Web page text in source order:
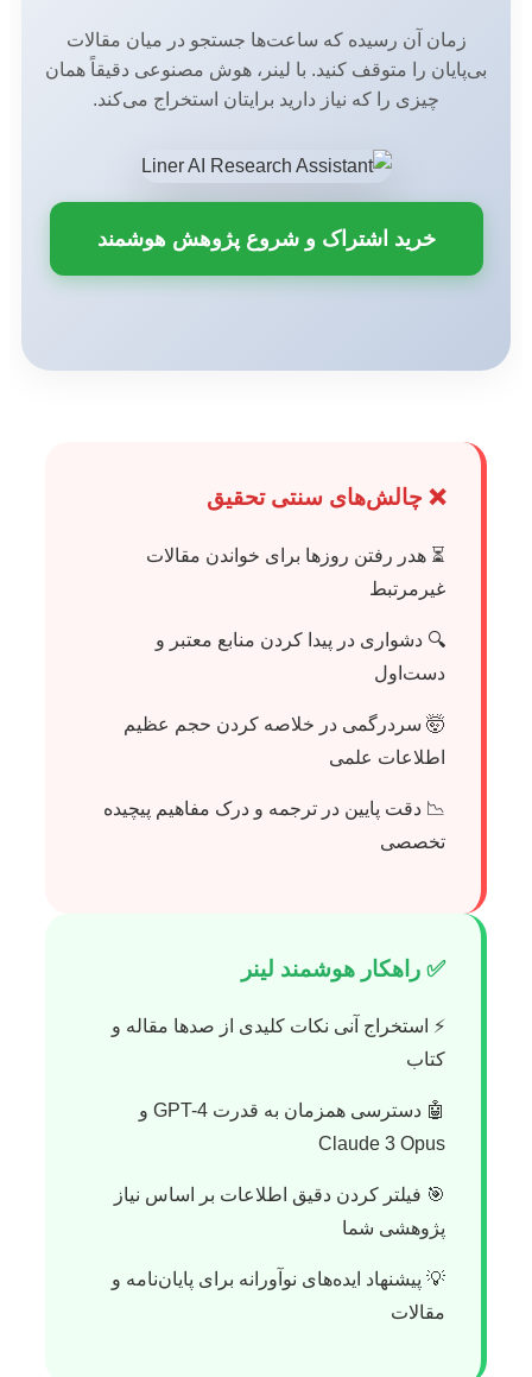
زمان آن رسیده که ساعت‌ها جستجو در میان مقالات
بی‌پایان را متوقف کنید. با لینر، هوش مصنوعی دقیقاً همان
چیزی را که نیاز دارید برایتان استخراج می‌کند.
خرید اشتراک و شروع پژوهش هوشمند
❌ چالش‌های سنتی تحقیق
⏳ هدر رفتن روزها برای خواندن مقالات
غیرمرتبط
🔍 دشواری در پیدا کردن منابع معتبر و
دست‌اول
🤯 سردرگمی در خلاصه کردن حجم عظیم
اطلاعات علمی
📉 دقت پایین در ترجمه و درک مفاهیم پیچیده
تخصصی
✅ راهکار هوشمند لینر
⚡ استخراج آنی نکات کلیدی از صدها مقاله و
کتاب
🤖 دسترسی همزمان به قدرت GPT-4 و
Claude 3 Opus
🎯 فیلتر کردن دقیق اطلاعات بر اساس نیاز
پژوهشی شما
💡 پیشنهاد ایده‌های نوآورانه برای پایان‌نامه و
مقالات